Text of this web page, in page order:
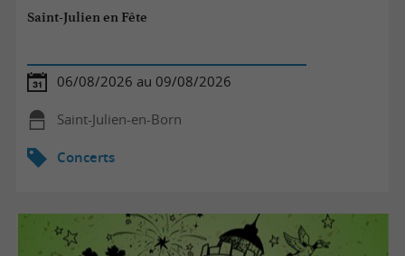
Saint-Julien en Fête
06/08/2026 au 09/08/2026
Saint-Julien-en-Born
Concerts